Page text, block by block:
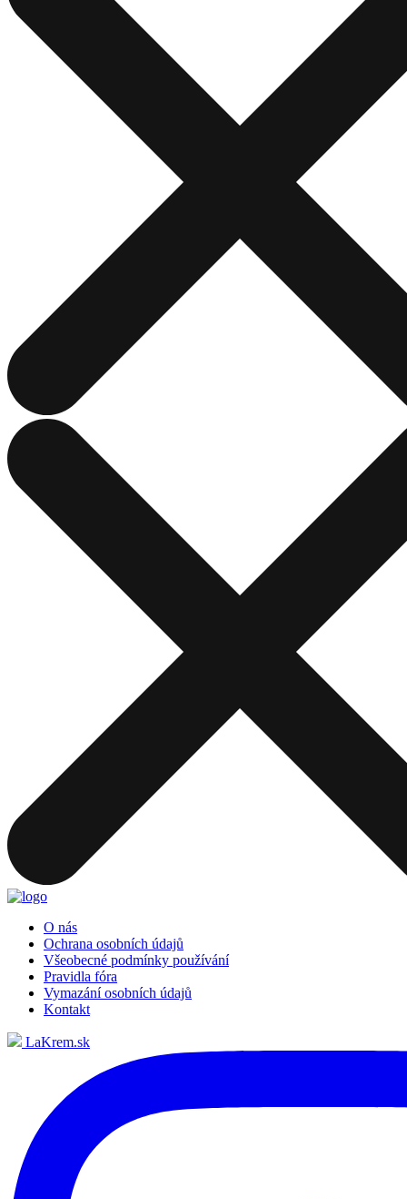
O nás
Ochrana osobních údajů
Všeobecné podmínky používání
Pravidla fóra
Vymazání osobních údajů
Kontakt
LaKrem.sk